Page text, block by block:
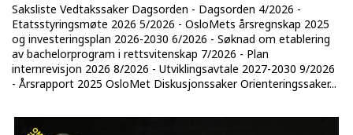
Saksliste Vedtakssaker Dagsorden - Dagsorden 4/2026 -
Etatsstyringsmøte 2026 5/2026 - OsloMets årsregnskap 2025
og investeringsplan 2026-2030 6/2026 - Søknad om etablering
av bachelorprogram i rettsvitenskap 7/2026 - Plan
internrevisjon 2026 8/2026 - Utviklingsavtale 2027-2030 9/2026
- Årsrapport 2025 OsloMet Diskusjonssaker Orienteringssaker...